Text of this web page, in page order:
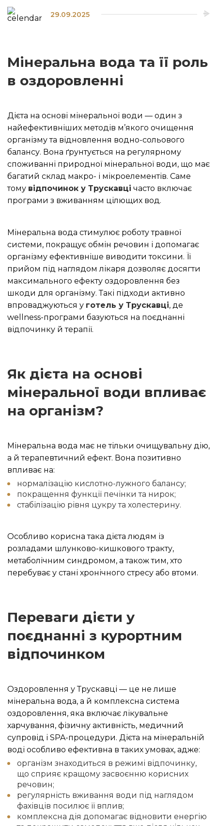
29.09.2025
Мінеральна вода та її роль
в оздоровленні
Дієта на основі мінеральної води — один з
найефективніших методів м’якого очищення
організму та відновлення водно-сольового
балансу. Вона ґрунтується на регулярному
споживанні природної мінеральної води, що має
багатий склад макро- і мікроелементів. Саме
тому відпочинок у Трускавці часто включає
програми з вживанням цілющих вод.
Мінеральна вода стимулює роботу травної
системи, покращує обмін речовин і допомагає
організму ефективніше виводити токсини. Її
прийом під наглядом лікаря дозволяє досягти
максимального ефекту оздоровлення без
шкоди для організму. Такі підходи активно
впроваджуються у готель у Трускавці, де
wellness-програми базуються на поєднанні
відпочинку й терапії.
Як дієта на основі
мінеральної води впливає
на організм?
Мінеральна вода має не тільки очищувальну дію,
а й терапевтичний ефект. Вона позитивно
впливає на:
нормалізацію кислотно-лужного балансу;
покращення функції печінки та нирок;
стабілізацію рівня цукру та холестерину.
Особливо корисна така дієта людям із
розладами шлунково-кишкового тракту,
метаболічним синдромом, а також тим, хто
перебуває у стані хронічного стресу або втоми.
Переваги дієти у
поєднанні з курортним
відпочинком
Оздоровлення у Трускавці — це не лише
мінеральна вода, а й комплексна система
оздоровлення, яка включає лікувальне
харчування, фізичну активність, медичний
супровід і SPA-процедури. Дієта на мінеральній
воді особливо ефективна в таких умовах, адже:
організм знаходиться в режимі відпочинку,
що сприяє кращому засвоєнню корисних
речовин;
регулярність вживання води під наглядом
фахівців посилює її вплив;
комплексна дія допомагає відновити енергію